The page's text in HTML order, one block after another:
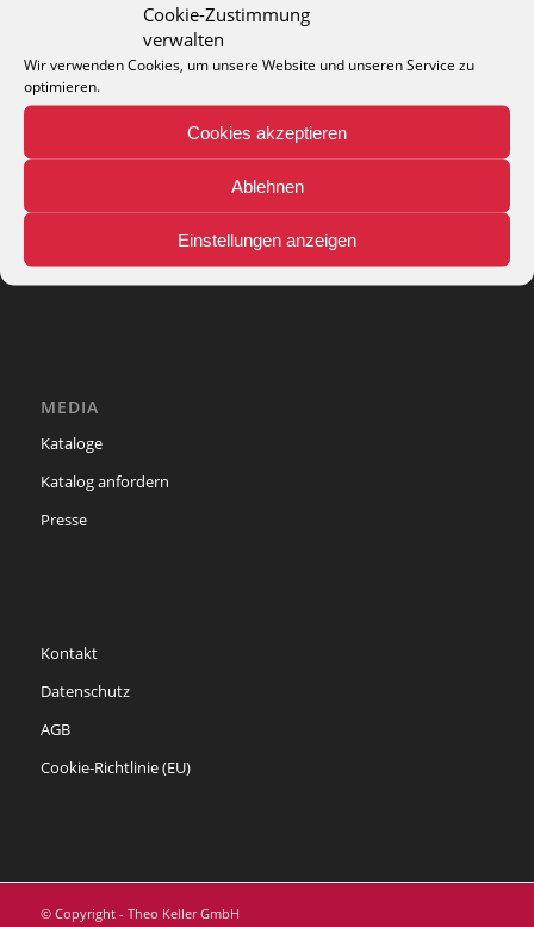
Cookie-Zustimmung
verwalten
Wir verwenden Cookies, um unsere Website und unseren Service zu
optimieren.
Cookies akzeptieren
Ablehnen
Einstellungen anzeigen
44867 Bochum
phone: + 49 (2327) 3083 - 20
e-mail:info@theko-collection.com
Teppich-Lexikon
MEDIA
Kataloge
Katalog anfordern
Presse
Kontakt
Datenschutz
AGB
Cookie-Richtlinie (EU)
© Copyright - Theo Keller GmbH